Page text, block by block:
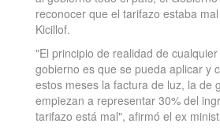
reconocer que el tarifazo estaba
Kicillof.
"El principio de realidad de
gobierno es que se pueda aplicar y
estos meses la factura de luz, la de
empiezan a representar 30% del
tarifazo está mal", afirmó el ex